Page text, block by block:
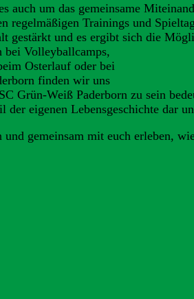
auch um das gemeinsame
regelmäßigen Trainings und
gestärkt und es ergibt sich die
bei Volleyballcamps,
Osterlauf oder bei
finden wir uns
Grün-Weiß Paderborn zu sein
eigenen Lebensgeschichte dar
gemeinsam mit euch erleben,